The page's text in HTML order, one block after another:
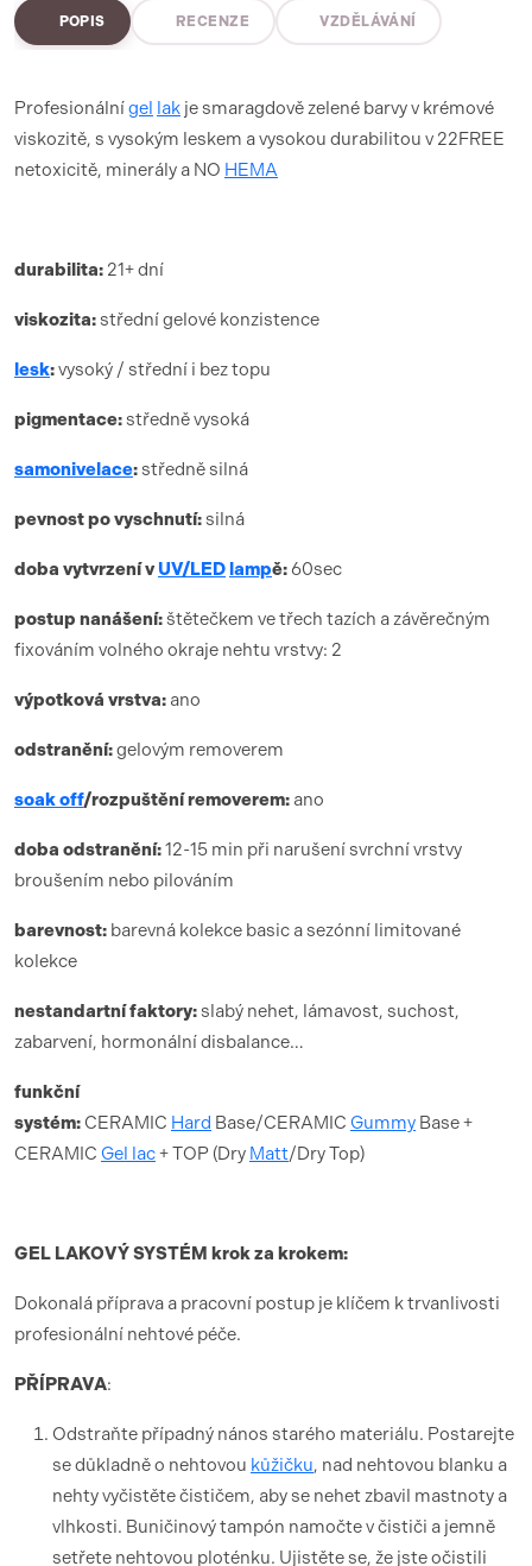
POPIS RECENZE VZDĚLÁVÁNÍ
Profesionálnígel lak je smaragdově zelené barvy v krémové
viskozitě, s vysokým leskem a vysokou durabilitou v 22FREE
netoxicitě, minerály a NO HEMA
durabilita: 21+ dní
viskozita:střední gelové konzistence
lesk:vysoký / střední i bez topu
pigmentace:středně vysoká
samonivelace:středně silná
pevnost po vyschnutí:silná
doba vytvrzenív UV/LED lampě:60sec
postup nanášení:štětečkem ve třech tazích a závěrečným
fixováním volného okraje nehtu vrstvy: 2
výpotková vrstva: ano
odstranění:gelovým removerem
soak off/rozpuštění removerem: ano
doba odstranění:12-15 min při narušení svrchní vrstvy
broušením nebo pilováním
barevnost: barevná kolekce basic a sezónní limitované
kolekce
nestandartní faktory:slabý nehet, lámavost, suchost,
zabarvení, hormonální disbalance…
funkční
systém:CERAMIC Hard Base/CERAMIC Gummy Base +
CERAMIC Gel lac+ TOP (Dry Matt/Dry Top)
GEL LAKOVÝ SYSTÉ M krok za krokem:
Dokonalá příprava a pracovní postup je klíčem k trvanlivosti
profesionální nehtové péče.
PŘÍ PRAVA:
Odstraňte případný nános starého materiálu. Postarejte
se důkladně o nehtovou kůžičku, nad nehtovou blanku a
nehty vyčistěte čističem, aby se nehet zbavil mastnoty a
vlhkosti. Buničinový tampón namočte v čističi a jemně
setřete nehtovou ploténku. Ujistěte se, že jste očistili